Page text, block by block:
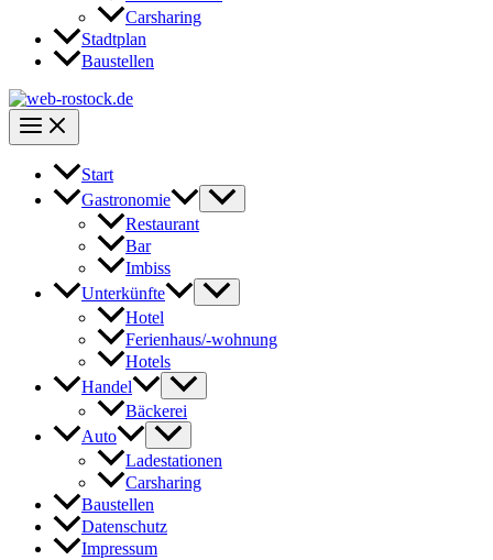
Carsharing
Stadtplan
Baustellen
Start
Gastronomie
Restaurant
Bar
Imbiss
Unterkünfte
Hotel
Ferienhaus/-wohnung
Hotels
Handel
Bäckerei
Auto
Ladestationen
Carsharing
Baustellen
Datenschutz
Impressum